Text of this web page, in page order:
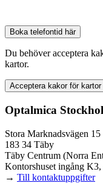
Boka telefontid här
Du behöver acceptera
kartor.
Acceptera kakor för kartor
Optalmica
Stora Marknadsvägen 15
183 34 Täby
Täby Centrum (Norra
Kontorshuset ingång
→ Till kontaktuppgifter